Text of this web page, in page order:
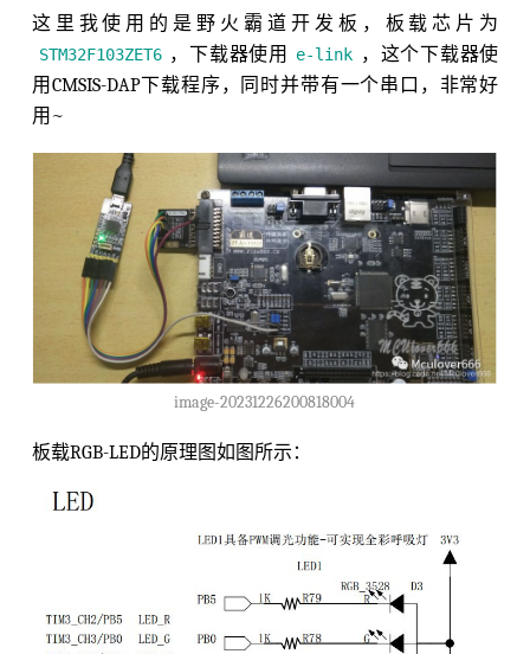
这里我使用的是野火霸道开发板，板载芯片为
STM32F103ZET6 ，下载器使用 e-link ，这个下载器使
用CMSIS-DAP下载程序，同时并带有一个串口，非常好
用~
image-20231226200818004
板载RGB-LED的原理图如图所示：